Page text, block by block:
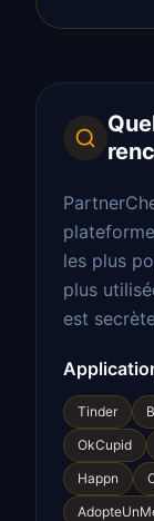
les plus
plus
est
Tinder
OkCupid
Happn